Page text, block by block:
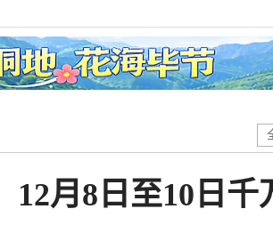
月8日至10日千